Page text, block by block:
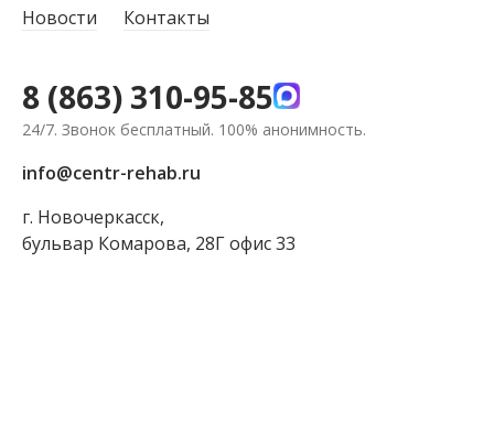
Новости
Контакты
8 (863) 310-95-85
24/7. Звонок бесплатный. 100% анонимность.
info@centr-rehab.ru
г. Новочеркасск,
бульвар Комарова, 28Г офис 33